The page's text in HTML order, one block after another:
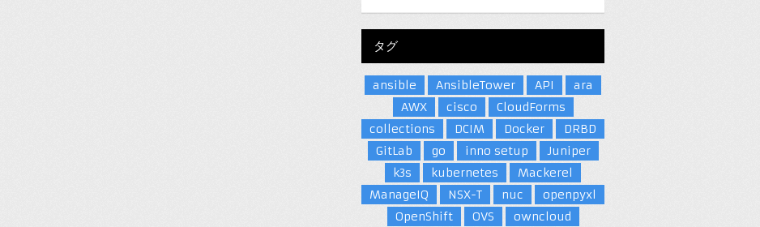
タグ
ansible AnsibleTower API
ara
AWX
cisco
CloudForms
collections
DCIM Docker
DRBD
GitLab
go inno setup
Juniper
k3s
kubernetes
Mackerel
ManageIQ
NSX-T nuc
openpyxl
OpenShift
OVS
owncloud